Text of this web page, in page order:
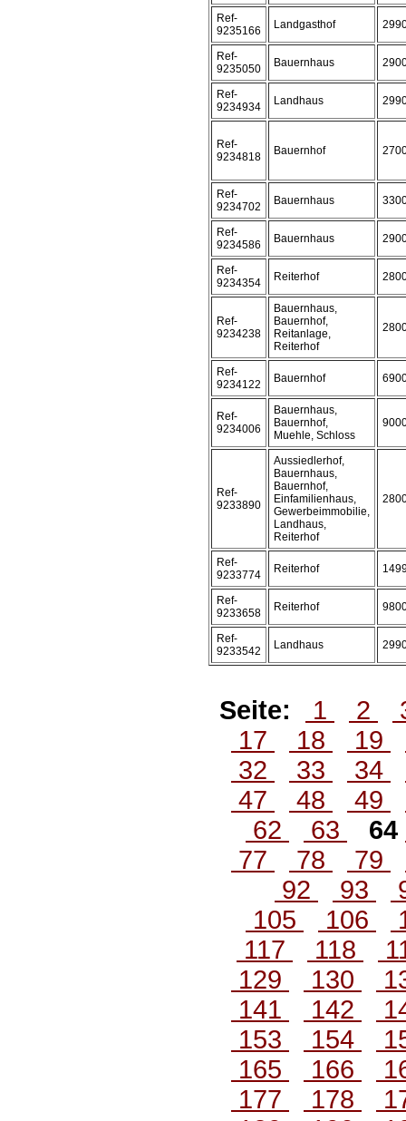
Ref-
9235166
Landgasthof
Ref-
9235050
Bauernhaus
Ref-
9234934
Landhaus
Ref-
9234818
Bauernhof
Ref-
9234702
Bauernhaus
Ref-
9234586
Bauernhaus
Ref-
9234354
Reiterhof
Ref-
9234238
Bauernhaus,
Bauernhof,
Reitanlage,
Reiterhof
Ref-
9234122
Bauernhof
Ref-
9234006
Bauernhaus,
Bauernhof,
Muehle, Schloss
Ref-
9233890
Aussiedlerhof,
Bauernhaus,
Bauernhof,
Einfamilienhaus,
Gewerbeimmobilie,
Landhaus,
Reiterhof
Ref-
9233774
Reiterhof
Ref-
9233658
Reiterhof
Ref-
9233542
Landhaus
Seite: 1 2
17
18 19
32
33 34
47
48 49
62
63 64
77
78 79
92
93
105
106
117
118
129
130
141
142
153
154
165
166
177
178